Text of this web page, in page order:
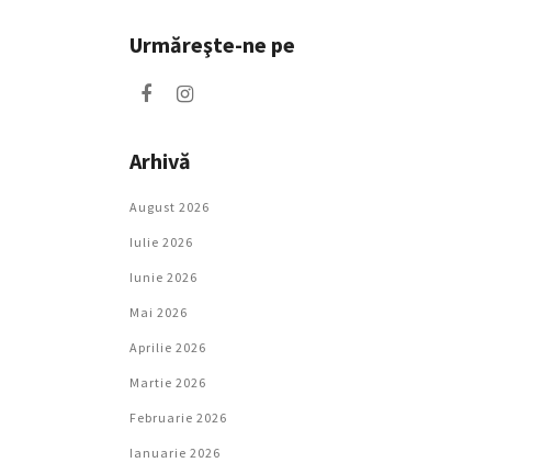
Urmăreşte-ne pe
Arhivă
August 2026
Iulie 2026
Iunie 2026
Mai 2026
Aprilie 2026
Martie 2026
Februarie 2026
Ianuarie 2026